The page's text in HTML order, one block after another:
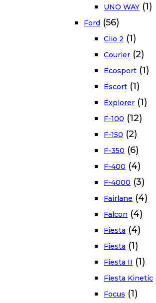
UNO WAY (1)
Ford (56)
Clio 2 (1)
Courier (2)
Ecosport (1)
Escort (1)
Explorer (1)
F-100 (12)
F-150 (2)
F-350 (6)
F-400 (4)
F-4000 (3)
Fairlane (4)
Falcon (4)
Fiesta (4)
Fiesta (1)
Fiesta II (1)
Fiesta Kinetic
Focus (1)